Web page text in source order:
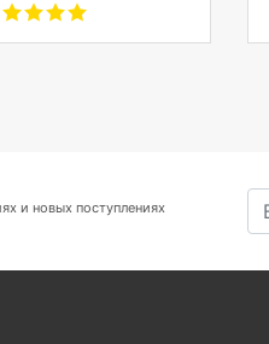
и новых поступлениях